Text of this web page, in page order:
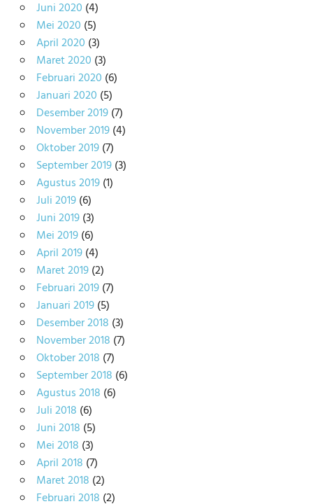
Juni 2020 (4)
Mei 2020 (5)
April 2020 (3)
Maret 2020 (3)
Februari 2020 (6)
Januari 2020 (5)
Desember 2019(7)
November 2019(4)
Oktober 2019(7)
September 2019(3)
Agustus 2019(1)
Juli 2019(6)
Juni 2019(3)
Mei 2019(6)
April 2019(4)
Maret 2019(2)
Februari 2019(7)
Januari 2019(5)
Desember 2018 (3)
November 2018 (7)
Oktober 2018 (7)
September 2018 (6)
Agustus 2018 (6)
Juli 2018 (6)
Juni 2018 (5)
Mei 2018 (3)
April 2018 (7)
Maret 2018 (2)
Februari 2018 (2)